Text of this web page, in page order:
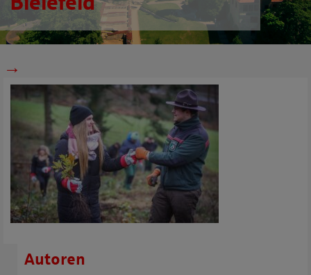
→
Autoren